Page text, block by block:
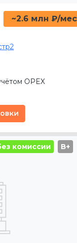
~2.6 млн ₽/мес
OPEX
комиссии B+